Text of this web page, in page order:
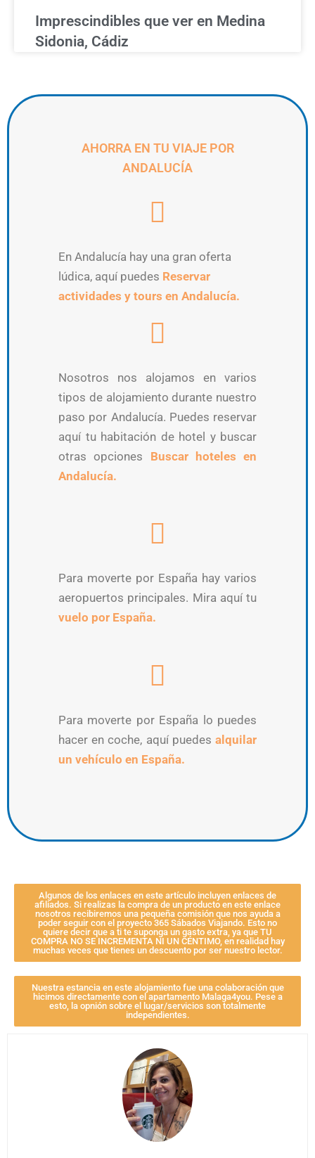
Imprescindibles que ver en Medina
Sidonia, Cádiz
AHORRA EN TU VIAJE POR
ANDALUCÍA
En Andalucía hay una gran oferta
lúdica, aquí puedes Reservar
actividades y tours en Andalucía.
Nosotros nos alojamos en varios
tipos de alojamiento durante nuestro
paso por Andalucía. Puedes reservar
aquí tu habitación de hotel y buscar
otras opciones Buscar hoteles en
Andalucía.
Para moverte por España hay varios
aeropuertos principales. Mira aquí tu
vuelo por España.
Para moverte por España lo puedes
hacer en coche, aquí puedes alquilar
un vehículo en España.
Algunos de los enlaces en este artículo incluyen enlaces de
afiliados. Si realizas la compra de un producto en este enlace
nosotros recibiremos una pequeña comisión que nos ayuda a
poder seguir con el proyecto 365 Sábados Viajando. Esto no
quiere decir que a ti te suponga un gasto extra, ya que TU
COMPRA NO SE INCREMENTA NI UN CÉNTIMO, en realidad hay
muchas veces que tienes un descuento por ser nuestro lector.
Nuestra estancia en este alojamiento fue una colaboración que
hicimos directamente con el apartamento Malaga4you. Pese a
esto, la opnión sobre el lugar/servicios son totalmente
independientes.